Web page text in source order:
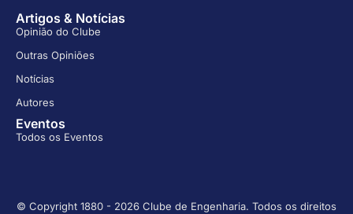
Artigos & Notícias
Opinião do Clube
Outras Opiniões
Notícias
Autores
Eventos
Todos os Eventos
© Copyright 1880 - 2026 Clube de Engenharia. Todos os direitos